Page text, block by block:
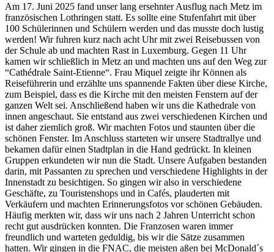
Am 17. Juni 2025 fand unser lang ersehnter Ausflug nach Metz im
französischen Lothringen statt. Es sollte eine Stufenfahrt mit über
100 Schülerinnen und Schülern werden und das musste doch lustig
werden! Wir fuhren kurz nach acht Uhr mit zwei Reisebussen von
der Schule ab und machten Rast in Luxemburg. Gegen 11 Uhr
kamen wir schließlich in Metz an und machten uns auf den Weg zur
“Cathédrale Saint-Etienne“. Frau Miquel zeigte ihr Können als
Reiseführerin und erzählte uns spannende Fakten über diese Kirche,
zum Beispiel, dass es die Kirche mit den meisten Fenstern auf der
ganzen Welt sei. Anschließend haben wir uns die Kathedrale von
innen angeschaut. Sie entstand aus zwei verschiedenen Kirchen und
ist daher ziemlich groß. Wir machten Fotos und staunten über die
schönen Fenster. Im Anschluss starteten wir unsere Stadtrallye und
bekamen dafür einen Stadtplan in die Hand gedrückt. In kleinen
Gruppen erkundeten wir nun die Stadt. Unsere Aufgaben bestanden
darin, mit Passanten zu sprechen und verschiedene Highlights in der
Innenstadt zu besichtigen. So gingen wir also in verschiedene
Geschäfte, zu Touristenshops und in Cafés, plauderten mit
Verkäufern und machten Erinnerungsfotos vor schönen Gebäuden.
Häufig merkten wir, dass wir uns nach 2 Jahren Unterricht schon
recht gut ausdrücken konnten. Die Franzosen waren immer
freundlich und warteten geduldig, bis wir die Sätze zusammen
hatten. Wir gingen in die FNAC, die meisten aßen bei McDonald´s